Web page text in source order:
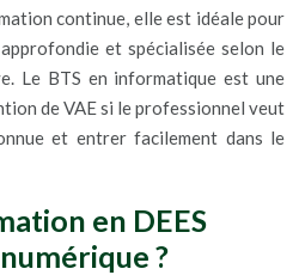
continue, elle est idéale pour
et spécialisée selon le
Le BTS en informatique est une
de VAE si le professionnel veut
et entrer facilement dans le
en DEES
?